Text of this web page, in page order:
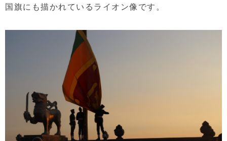
国旗にも描かれているライオン像です。